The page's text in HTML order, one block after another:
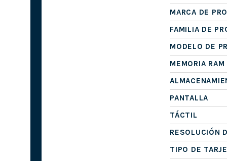
MARCA DE
FAMILIA DE
MODELO DE
MEMORIA RAM
PANTALLA
TÁCTIL
RESOLUCIÓN
TIPO DE